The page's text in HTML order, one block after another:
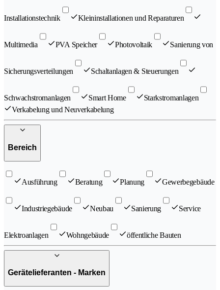
Installationstechnik Kleininstallationen und Reparaturen
Multimedia PVA Speicher Photovoltaik Sanierung von
Sicherungsverteilungen Schaltanlagen & Steuerungen
Schwachstromanlagen Smart Home
Starkstromanlagen
Verkabelung und Neuverkabelung
Bereich
Ausführung Beratung Planung Gewerbegebäude
Industriegebäude Neubau Sanierung Service
Elektroanlagen Wohngebäude öffentliche Bauten
Gerätelieferanten - Marken